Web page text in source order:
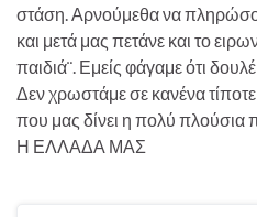
στάση. Αρνούμεθα να
και μετά μας πετάνε και το
παιδιά¨. Εμείς φάγαμε ότι
Δεν χρωστάμε σε κανένα
που μας δίνει η πολύ πλούσια
Η ΕΛΛΑΔΑ ΜΑΣ